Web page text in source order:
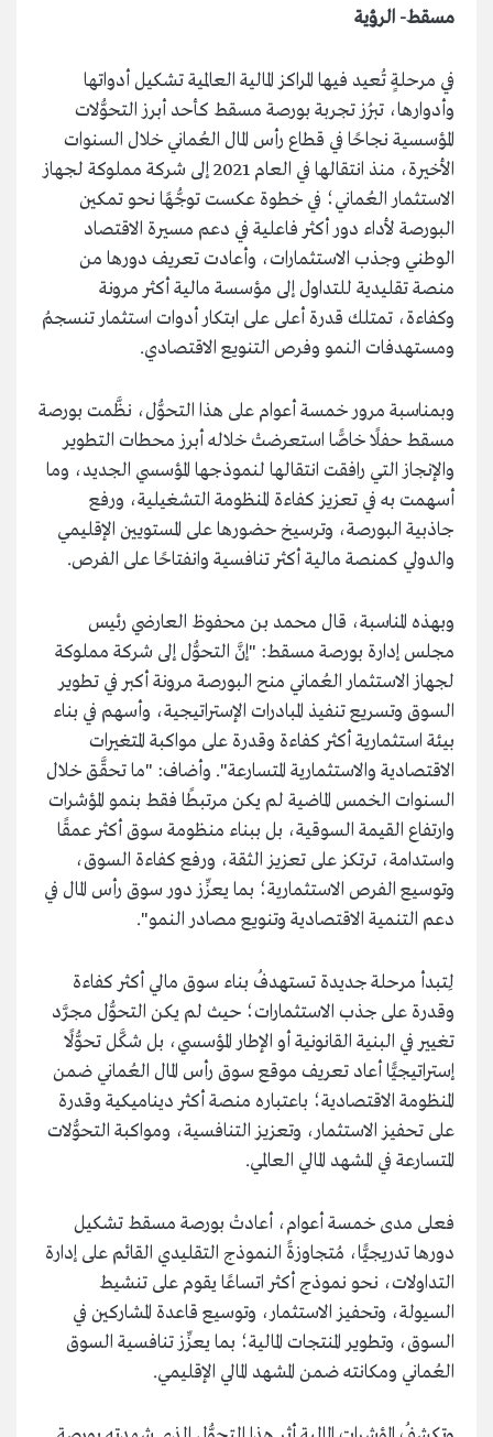
مسقط- الرؤية
في مرحلةٍ تُعيد فيها المراكز المالية العالمية تشكيل أدواتها
وأدوارها، تبرُز تجربة بورصة مسقط كأحد أبرز التحوُّلات
المؤسسية نجاحًا في قطاع رأس المال العُماني خلال السنوات
الأخيرة، منذ انتقالها في العام 2021 إلى شركة مملوكة لجهاز
الاستثمار العُماني؛ في خطوة عكست توجُّهًا نحو تمكين
البورصة لأداء دور أكثر فاعلية في دعم مسيرة الاقتصاد
الوطني وجذب الاستثمارات، وأعادت تعريف دورها من
منصة تقليدية للتداول إلى مؤسسة مالية أكثر مرونة
وكفاءة، تمتلك قدرة أعلى على ابتكار أدوات استثمار تنسجمُ
ومستهدفات النمو وفرص التنويع الاقتصادي.
وبمناسبة مرور خمسة أعوام على هذا التحوُّل، نظَّمت بورصة
مسقط حفلًا خاصًّا استعرضتْ خلاله أبرز محطات التطوير
والإنجاز التي رافقت انتقالها لنموذجها المؤسسي الجديد، وما
أسهمت به في تعزيز كفاءة المنظومة التشغيلية، ورفع
جاذبية البورصة، وترسيخ حضورها على المستويين الإقليمي
والدولي كمنصة مالية أكثر تنافسية وانفتاحًا على الفرص.
وبهذه المناسبة، قال محمد بن محفوظ العارضي رئيس
مجلس إدارة بورصة مسقط: "إنَّ التحوُّل إلى شركة مملوكة
لجهاز الاستثمار العُماني منح البورصة مرونة أكبر في تطوير
السوق وتسريع تنفيذ المبادرات الإستراتيجية، وأسهم في بناء
بيئة استثمارية أكثر كفاءة وقدرة على مواكبة المتغيرات
الاقتصادية والاستثمارية المتسارعة". وأضاف: "ما تحقَّق خلال
السنوات الخمس الماضية لم يكن مرتبطًا فقط بنمو المؤشرات
وارتفاع القيمة السوقية، بل ببناء منظومة سوق أكثر عمقًا
واستدامة، ترتكز على تعزيز الثقة، ورفع كفاءة السوق،
وتوسيع الفرص الاستثمارية؛ بما يعزِّز دور سوق رأس المال في
دعم التنمية الاقتصادية وتنويع مصادر النمو".
لِتبدأ مرحلة جديدة تستهدفُ بناء سوق مالي أكثر كفاءة
وقدرة على جذب الاستثمارات؛ حيث لم يكن التحوُّل مجرَّد
تغيير في البنية القانونية أو الإطار المؤسسي، بل شكَّل تحوُّلًا
إستراتيجيًّا أعاد تعريف موقع سوق رأس المال العُماني ضمن
المنظومة الاقتصادية؛ باعتباره منصة أكثر ديناميكية وقدرة
على تحفيز الاستثمار، وتعزيز التنافسية، ومواكبة التحوُّلات
المتسارعة في المشهد المالي العالمي.
فعلى مدى خمسة أعوام، أعادتْ بورصة مسقط تشكيل
دورها تدريجيًّا، مُتجاوزةً النموذج التقليدي القائم على إدارة
التداولات، نحو نموذج أكثر اتساعًا يقوم على تنشيط
السيولة، وتحفيز الاستثمار، وتوسيع قاعدة المشاركين في
السوق، وتطوير المنتجات المالية؛ بما يعزِّز تنافسية السوق
العُماني ومكانته ضمن المشهد المالي الإقليمي.